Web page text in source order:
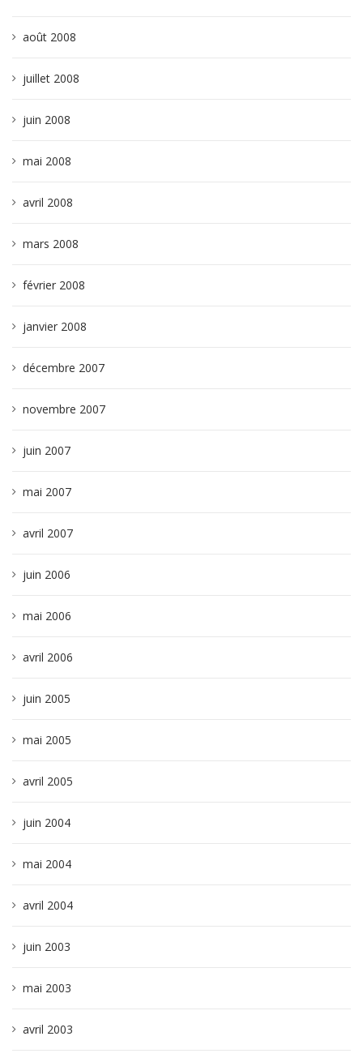
août 2008
juillet 2008
juin 2008
mai 2008
avril 2008
mars 2008
février 2008
janvier 2008
décembre 2007
novembre 2007
juin 2007
mai 2007
avril 2007
juin 2006
mai 2006
avril 2006
juin 2005
mai 2005
avril 2005
juin 2004
mai 2004
avril 2004
juin 2003
mai 2003
avril 2003